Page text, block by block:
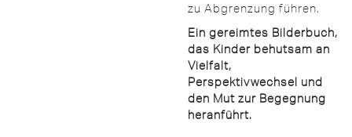
zu Abgrenzung führen.
Ein gereimtes Bilderbuch,
das Kinder behutsam an
Vielfalt,
Perspektivwechsel und
den Mut zur Begegnung
heranführt.